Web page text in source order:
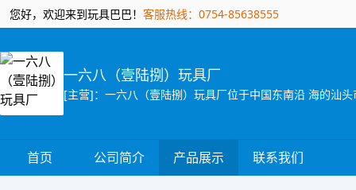
您好，欢迎来到玩具巴巴！ 客服热线：0754-85638555
一六八（壹陆捌）玩具厂
首页 公司简介 产品展示 联系我们